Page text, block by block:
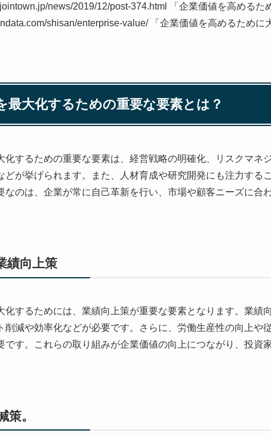
news/2019/12/post-374.html 「企業価値を高めるた
shisan/enterprise-value/ 「企業価値を高めるために
最大化するための重要な要素とは？
化するための重要な要素は、経営戦略の明確化、リスクマネ
どが挙げられます。また、人材育成や研究開発にも注力する
なのは、企業が常に自己革新を行い、市場や顧客ニーズに合
績向上策
化するためには、業績向上策が重要な要素となります。業績
削減や効率化などが必要です。さらに、労働生産性の向上や
です。これらの取り組みが企業価値の向上につながり、投資
策。